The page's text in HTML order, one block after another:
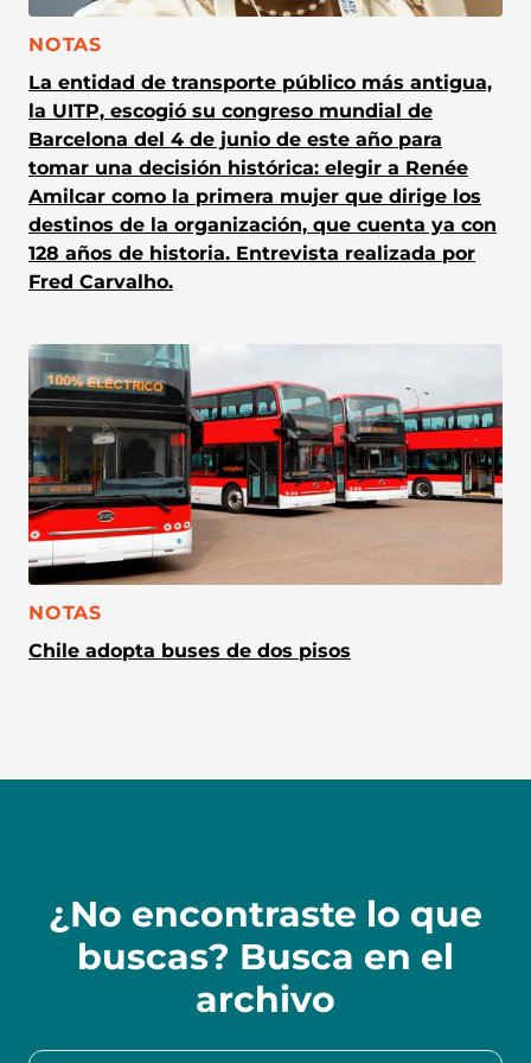
CATEGORÍA:
NOTAS
La entidad de transporte público más antigua,
la UITP, escogió su congreso mundial de
Barcelona del 4 de junio de este año para
tomar una decisión histórica: elegir a Renée
Amilcar como la primera mujer que dirige los
destinos de la organización, que cuenta ya con
128 años de historia. Entrevista realizada por
Fred Carvalho.
CATEGORÍA:
NOTAS
Chile adopta buses de dos pisos
¿No encontraste lo que
buscas? Busca en el
archivo